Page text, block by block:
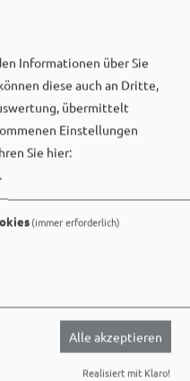
Informationen über Sie
diese auch an Dritte,
übermittelt
Einstellungen
Sie hier:
.
(immer erforderlich)
Alle akzeptieren
Realisiert mit Klaro!